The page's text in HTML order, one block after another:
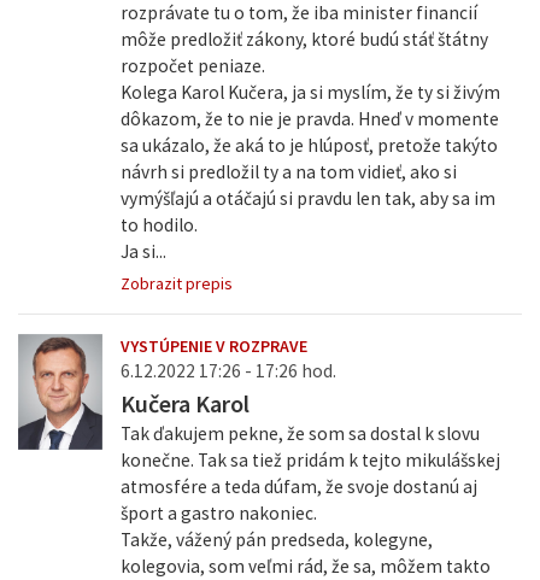
rozprávate tu o tom, že iba minister financií
môže predložiť zákony, ktoré budú stáť štátny
rozpočet peniaze.
Kolega Karol Kučera, ja si myslím, že ty si živým
dôkazom, že to nie je pravda. Hneď v momente
sa ukázalo, že aká to je hlúposť, pretože takýto
návrh si predložil ty a na tom vidieť, ako si
vymýšľajú a otáčajú si pravdu len tak, aby sa im
to hodilo.
Ja si...
Zobrazit prepis
VYSTÚPENIE V ROZPRAVE
6.12.2022 17:26 - 17:26 hod.
Kučera Karol
Tak ďakujem pekne, že som sa dostal k slovu
konečne. Tak sa tiež pridám k tejto mikulášskej
atmosfére a teda dúfam, že svoje dostanú aj
šport a gastro nakoniec.
Takže, vážený pán predseda, kolegyne,
kolegovia, som veľmi rád, že sa, môžem takto